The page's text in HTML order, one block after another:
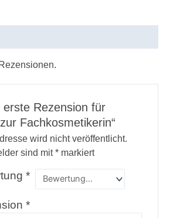
erste Rezension für
Fachkosmetikerin“
wird nicht veröffentlicht.
sind mit*markiert
*
*